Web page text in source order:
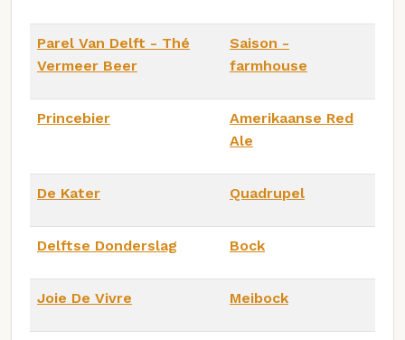
Parel Van Delft - Thé
Vermeer Beer
Saison -
farmhouse
Princebier
Amerikaanse Red
Ale
De Kater Quadrupel
Delftse Donderslag Bock
Joie De Vivre Meibock